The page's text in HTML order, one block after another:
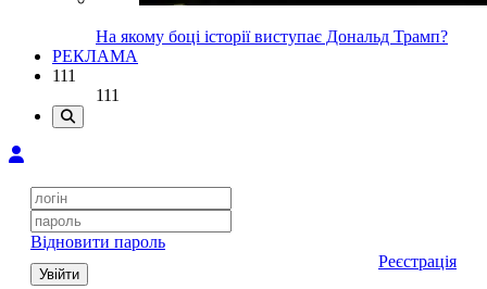
На якому боці історії виступає Дональд Трамп?
РЕКЛАМА
111
111
Відновити пароль
Увійти
Реєстрація